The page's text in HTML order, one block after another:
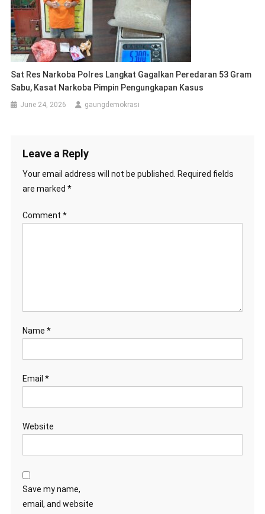
Sat Res Narkoba Polres Langkat Gagalkan Peredaran 53 Gram
Sabu, Kasat Narkoba Pimpin Pengungkapan Kasus
June 24, 2026 gaungdemokrasi
Leave a Reply
Your email address will not be published.
Required fields
are marked *
Comment *
Name *
Email *
Website
Save my name,
email, and website